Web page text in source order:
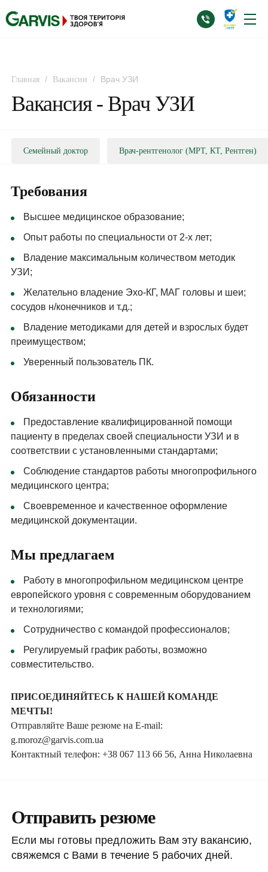
Главная / Вакансии / Врач УЗИ
Вакансия - Врач УЗИ
Семейный доктор Врач-рентгенолог (МРТ, КТ, Рентген)
Требования
Высшее медицинское образование;
Опыт работы по специальности от 2-х лет;
Владение максимальным количеством методик
УЗИ;
Желательно владение Эхо-КГ, МАГ головы и шеи;
сосудов н/конечников и т.д.;
Владение методиками для детей и взрослых будет
преимуществом;
Уверенный пользователь ПК.
Обязанности
Предоставление квалифицированной помощи
пациенту в пределах своей специальности УЗИ и в
соответствии с установленными стандартами;
Соблюдение стандартов работы многопрофильного
медицинского центра;
Своевременное и качественное оформление
медицинской документации.
Мы предлагаем
Работу в многопрофильном медицинском центре
европейского уровня с современным оборудованием
и технологиями;
Сотрудничество с командой профессионалов;
Регулируемый график работы, возможно
совместительство.
ПРИСОЕДИНЯЙТЕСЬ К НАШЕЙ КОМАНДЕ
МЕЧТЫ!
Отправляйте Ваше резюме на E-mail:
g.moroz@garvis.com.ua
Контактный телефон: +38 067 113 66 56, Анна Николаевна
Отправить резюме
Если мы готовы предложить Вам эту вакансию,
свяжемся с Вами в течение 5 рабочих дней.